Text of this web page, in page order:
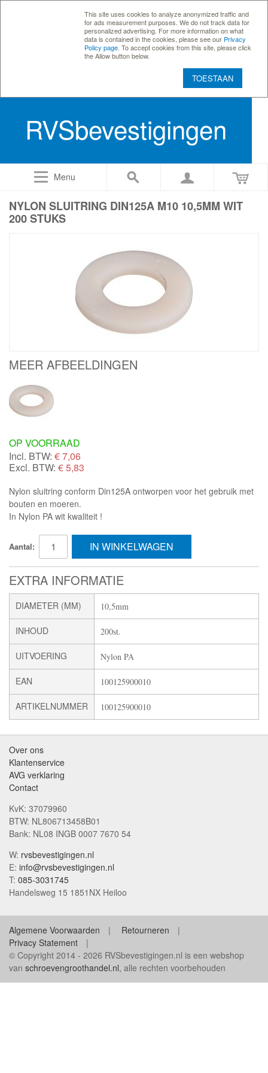
This site uses cookies to analyze anonymized traffic and
for ads measurement purposes. We do not track data for
personalized advertising. For more information on what
data is contained in the cookies, please see our Privacy
Policy page . To accept cookies from this site, please click
the Allow button below.
TOESTAAN
RVSbevestigingen
Menu
NYLON SLUITRING DIN125A M10 10,5MM WIT
200 STUKS
MEER AFBEELDINGEN
OP VOORRAAD
Incl. BTW: €7,06
Excl. BTW: € 5,83
Nylon sluitring conform Din125A ontworpen voor het gebruik met
bouten en moeren.
In Nylon PA wit kwaliteit !
Aantal: IN WINKELWAGEN
EXTRA INFORMATIE
DIAMETER (MM) 10,5mm
INHOUD 200st.
UITVOERING Nylon PA
EAN 100125900010
ARTIKELNUMMER 100125900010
Over ons
Klantenservice
AVG verklaring
Contact
KvK: 37079960
BTW: NL806713458B01
Bank: NL08 INGB 0007 7670 54
W: rvsbevestigingen.nl
E: info@rvsbevestigingen.nl
T: 085-3031745
Handelsweg 15 1851NX Heiloo
Algemene Voorwaarden
Retourneren
Privacy Statement
© Copyright 2014 - 2026 RVSbevestigingen.nl is een webshop
van schroevengroothandel.nl, alle rechten voorbehouden